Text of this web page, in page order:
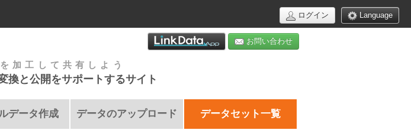
Language
ログイン
お問い合わせ
加工して共有しよう
換と公開をサポートするサイト
データ作成 データのアップロード データセット一覧